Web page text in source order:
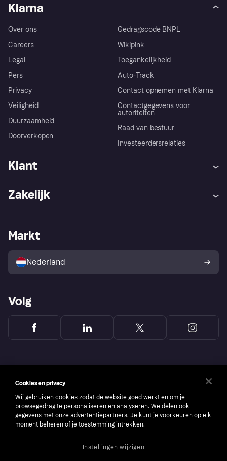
Klarna
Over ons
Careers
Legal
Pers
Privacy
Veiligheid
Duurzaamheid
Doorverkopen
Gedragscode BNPL
Wikipink
Toegankelijkheid
Auto-Track
Contact opnemen met Klarna
Contactgegevens voor
autoriteiten
Raad van bestuur
Investeerdersrelaties
Klant
Winkeloverzicht
Kopersbescherming voor
consumenten
Zakelijk
Zakelijke login
Markt
Nederland
Volg
Cookies en privacy
Wij gebruiken cookies zodat de website goed werkt en om je
browsegedrag te personaliseren en analyseren. We delen ook
gegevens met onze advertentiepartners. Je kunt je voorkeuren op elk
moment beheren of je toestemming intrekken.
Instellingen wijzigen